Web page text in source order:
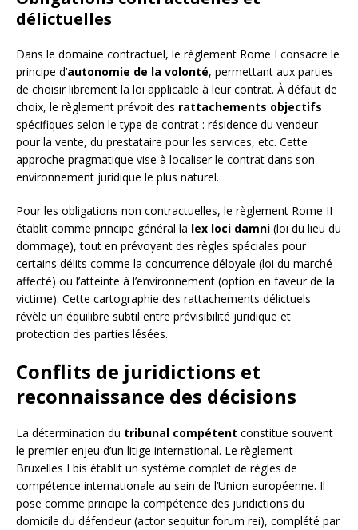
délictuelles
Dans le domaine contractuel, le règlement Rome I consacre le
principe d’autonomie de la volonté, permettant aux parties
de choisir librement la loi applicable à leur contrat. À défaut de
choix, le règlement prévoit des rattachements objectifs
spécifiques selon le type de contrat : résidence du vendeur
pour la vente, du prestataire pour les services, etc. Cette
approche pragmatique vise à localiser le contrat dans son
environnement juridique le plus naturel.
Pour les obligations non contractuelles, le règlement Rome II
établit comme principe général la lex loci damni (loi du lieu du
dommage), tout en prévoyant des règles spéciales pour
certains délits comme la concurrence déloyale (loi du marché
affecté) ou l’atteinte à l’environnement (option en faveur de la
victime). Cette cartographie des rattachements délictuels
révèle un équilibre subtil entre prévisibilité juridique et
protection des parties lésées.
Conflits de juridictions et
reconnaissance des décisions
La détermination du tribunal compétent constitue souvent
le premier enjeu d’un litige international. Le règlement
Bruxelles I bis établit un système complet de règles de
compétence internationale au sein de l’Union européenne. Il
pose comme principe la compétence des juridictions du
domicile du défendeur (actor sequitur forum rei), complété par